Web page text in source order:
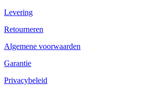
Levering
Retourneren
Algemene voorwaarden
Garantie
Privacybeleid